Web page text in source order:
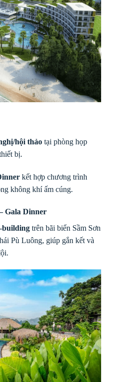
hội thảotại phòng họp
bị.
kết hợp chương trình
không khí ấm cúng.
Gala Dinner
buildingtrên bãi biển Sầm Sơn
Pù Luông, giúp gắn kết và